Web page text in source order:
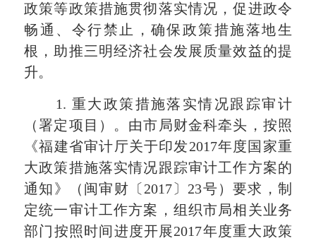
政策等政策措施贯彻落实情况，促进政令
畅通、令行禁止，确保政策措施落地生
根，助推三明经济社会发展质量效益的提
升。
1. 重大政策措施落实情况跟踪审计
（署定项目）。由市局财金科牵头， 按照
《福建省审计厅关于印发2017年度国家重
大政策措施落实情况跟踪审计工作方案的
通知》（闽审财〔2017〕 23号）要求， 制
定统一审计工作方案 ，组织市局相关业务
部门按照时间进度开展2017年度重大政策